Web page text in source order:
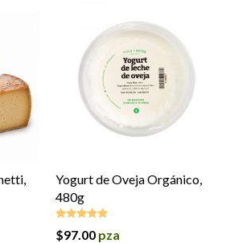
Yogurt de Oveja Orgánico,
480g
Valorado en
$97.00 pza